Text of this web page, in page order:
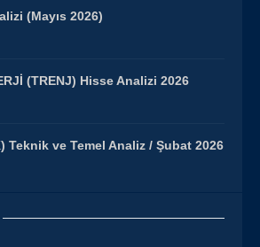
(Mayıs 2026)
(TRENJ) Hisse Analizi 2026
Teknik ve Temel Analiz / Şubat 2026